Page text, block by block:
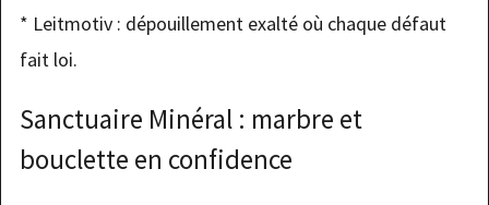
* Leitmotiv : dépouillement exalté où chaque défaut
fait loi.
Sanctuaire Minéral : marbre et
bouclette en confidence